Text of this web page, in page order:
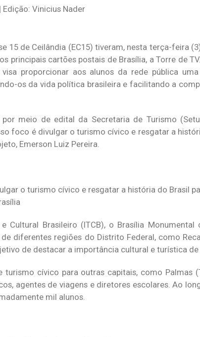
Edição: Vinicius Nader
15 de Ceilândia (EC15) tiveram, nesta terça-feira
principais cartões postais de Brasília, a Torre de
proporcionar aos alunos da rede pública
os da vida política brasileira e facilitando a
meio de edital da Secretaria de Turismo
foco é divulgar o turismo cívico e resgatar a
Emerson Luiz Pereira.
o turismo cívico e resgatar a história do Brasil
Cultural Brasileiro (ITCB), o Brasília
diferentes regiões do Distrito Federal, como
de destacar a importância cultural e turística de
turismo cívico para outras capitais, como Palmas
agentes de viagens e diretores escolares. Ao
mil alunos.